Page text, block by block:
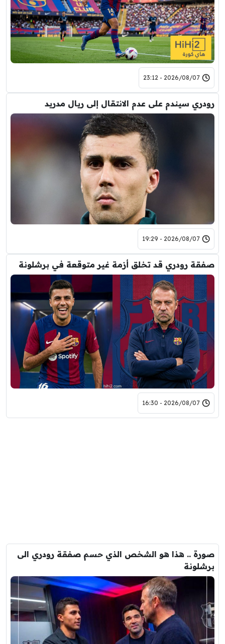
2026/08/07 - 23:12
رودري سيندم على عدم الانتقال إلى ريال مدريد
2026/08/07 - 19:29
صفقة رودري قد تخلق أزمة غير متوقعة في برشلونة
2026/08/07 - 16:30
صورة .. هذا هو الشخص الذي حسم صفقة رودري الى
برشلونة